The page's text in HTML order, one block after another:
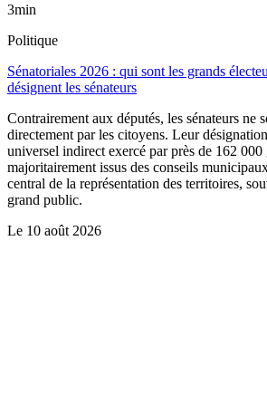
3min
Politique
Sénatoriales 2026 : qui sont les grands
désignent les sénateurs
Contrairement aux députés, les sénateurs ne
directement par les citoyens. Leur
universel indirect exercé par près de 162 000
majoritairement issus des conseils
central de la représentation des territoires,
grand public.
Le 10 août 2026